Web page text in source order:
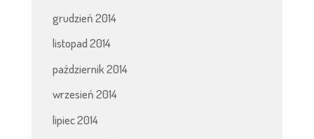
grudzień 2014
listopad 2014
październik 2014
wrzesień 2014
lipiec 2014